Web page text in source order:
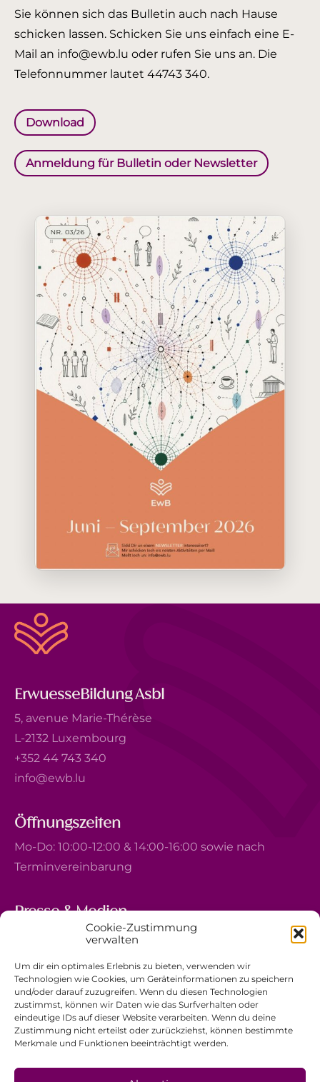
Cookie-Zustimmung
verwalten
Um dir ein optimales Erlebnis zu bieten, verwenden wir
Technologien wie Cookies, um Geräteinformationen zu speichern
und/oder darauf zuzugreifen. Wenn du diesen Technologien
zustimmst, können wir Daten wie das Surfverhalten oder
eindeutige IDs auf dieser Website verarbeiten. Wenn du deine
Zustimmung nicht erteilst oder zurückziehst, können bestimmte
Merkmale und Funktionen beeinträchtigt werden.
Sie können sich das Bulletin auch nach Hause
schicken lassen. Schicken Sie uns einfach eine E-
Mail an info@ewb.lu oder rufen Sie uns an. Die
Telefonnummer lautet 44743 340.
Download
Anmeldung für Bulletin oder Newsletter
ErwuesseBildung Asbl
5, avenue Marie-Thérèse
L-2132 Luxembourg
+352 44 743 340
info@ewb.lu
Öffnungszeiten
Mo-Do: 10:00-12:00 & 14:00-16:00 sowie nach
Terminvereinbarung
Presse & Medien
5, avenue Marie-Thérèse
+352 44 743 340
comm@ewb.lu
Spenden